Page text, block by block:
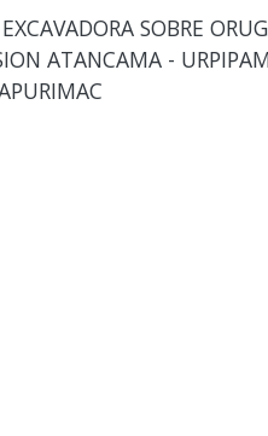
SOBRE
ATANCAMA -